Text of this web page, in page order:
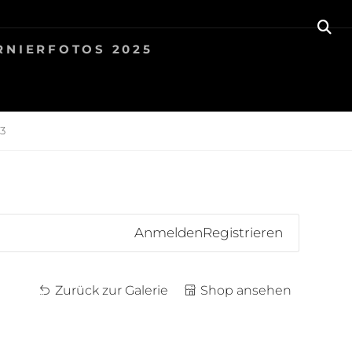
2025
AnmeldenRegistrieren
Zurück zur Galerie Shop ansehen